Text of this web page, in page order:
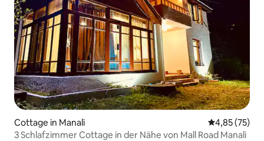
Cottage in Manali
4,85 (75)
3 Schlafzimmer Cottage in der Nähe von Mall Road Manali